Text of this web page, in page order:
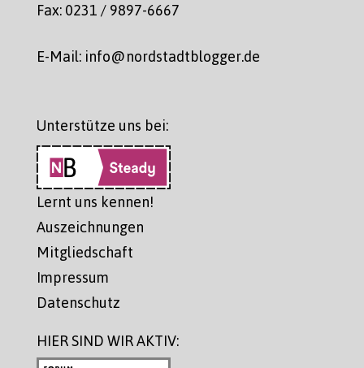
Fax: 0231 / 9897-6667
E-Mail: info@nordstadtblogger.de
Unterstütze uns bei:
Lernt uns kennen!
Auszeichnungen
Mitgliedschaft
Impressum
Datenschutz
HIER SIND WIR AKTIV: